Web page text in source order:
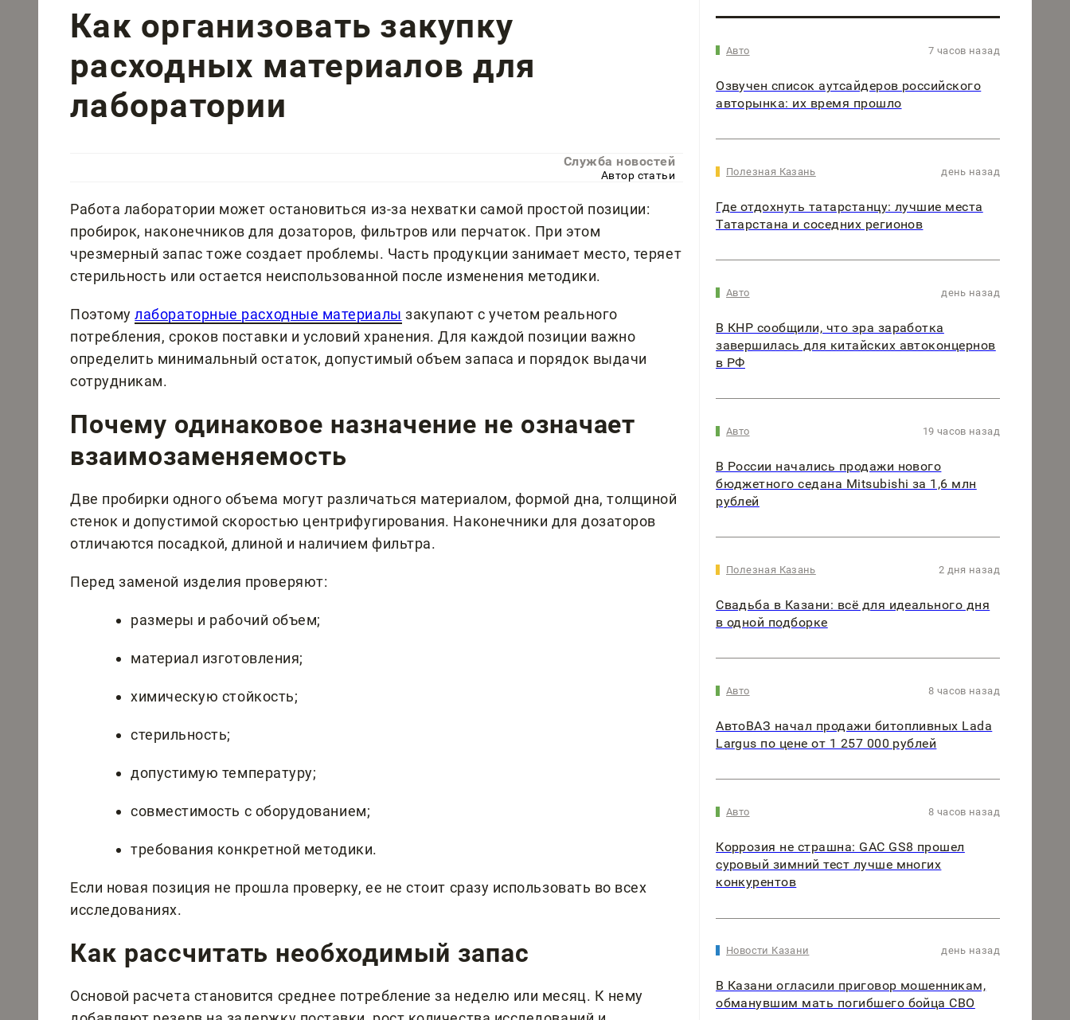
Как организовать закупку
расходных материалов для
лаборатории
Служба новостей
Автор статьи
Работа лаборатории может остановиться из-за нехватки самой простой позиции:
пробирок, наконечников для дозаторов, фильтров или перчаток. При этом
чрезмерный запас тоже создает проблемы. Часть продукции занимает место, теряет
стерильность или остается неиспользованной после изменения методики.
Поэтомулабораторные расходные материалы закупают с учетом реального
потребления, сроков поставки и условий хранения. Для каждой позиции важно
определить минимальный остаток, допустимый объем запаса и порядок выдачи
сотрудникам.
Почему одинаковое назначение не означает
взаимозаменяемость
Две пробирки одного объема могут различаться материалом, формой дна, толщиной
стенок и допустимой скоростью центрифугирования. Наконечники для дозаторов
отличаются посадкой, длиной и наличием фильтра.
Перед заменой изделия проверяют:
размеры и рабочий объем;
материал изготовления;
химическую стойкость;
стерильность;
допустимую температуру;
совместимость с оборудованием;
требования конкретной методики.
Если новая позиция не прошла проверку, ее не стоит сразу использовать во всех
исследованиях.
Как рассчитать необходимый запас
Основой расчета становится среднее потребление за неделю или месяц. К нему
Авто 7 часов назад
Озвучен список аутсайдеров российского
авторынка: их время прошло
Полезная Казань день назад
Где отдохнуть татарстанцу: лучшие места
Татарстана и соседних регионов
Авто день назад
В КНР сообщили, что эра заработка
завершилась для китайских автоконцернов
в РФ
Авто 19 часов назад
В России начались продажи нового
бюджетного седана Mitsubishi за 1,6 млн
рублей
Полезная Казань 2 дня назад
Свадьба в Казани: всё для идеального дня
в одной подборке
Авто 8 часов назад
АвтоВАЗ начал продажи битопливных Lada
Largus по цене от 1 257 000 рублей
Авто 8 часов назад
Коррозия не страшна: GAC GS8 прошел
суровый зимний тест лучше многих
конкурентов
Новости Казани день назад
В Казани огласили приговор мошенникам,
обманувшим мать погибшего бойца СВО